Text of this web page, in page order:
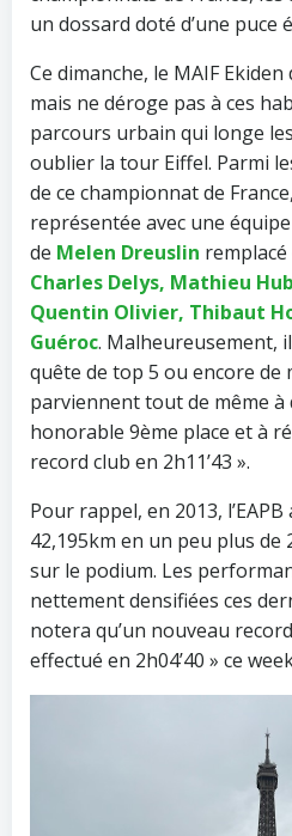
un dossard doté d’une puce
Ce dimanche, le MAIF
mais ne déroge pas à ces
parcours urbain qui longe
oublier la tour Eiffel. Parmi
de ce championnat de
représentée avec une
de Melen Dreuslin
Charles Delys, Mathieu
Quentin Olivier, Thibaut
Guéroc. Malheureusement,
quête de top 5 ou encore de
parviennent tout de même à
honorable 9ème place et à
record club en 2h11’43 ».
Pour rappel, en 2013,
42,195km en un peu plus
sur le podium. Les
nettement densifiées ces
notera qu’un nouveau
effectué en 2h04’40 » ce